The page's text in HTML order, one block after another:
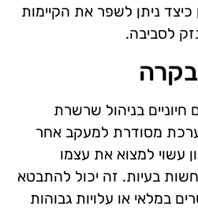
כיצד ניתן לשפר את הקיימות
לסביבה.
בניהול שרשרת
מסודרת למעקב אחר
עשוי למצוא את עצמו
בעיות. זה יכול להתבטא
במלאי או עלויות גבוהות